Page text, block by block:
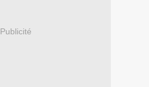
Publicité